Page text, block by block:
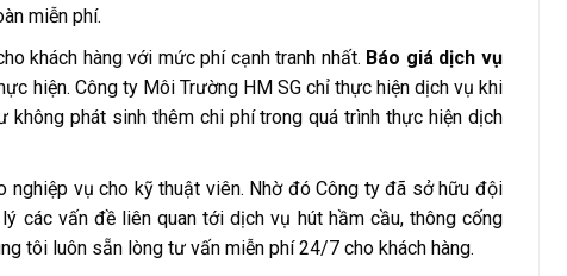
miễn phí.
khách hàng với mức phí cạnh tranh nhất. Báo giá dịch vụ
hiện. Công ty Môi Trường HM SG chỉ thực hiện dịch vụ khi
không phát sinh thêm chi phí trong quá trình thực hiện dịch
nghiệp vụ cho kỹ thuật viên. Nhờ đó Công ty đã sở hữu đội
các vấn đề liên quan tới dịch vụ hút hầm cầu, thông cống
tôi luôn sẵn lòng tư vấn miễn phí 24/7 cho khách hàng.